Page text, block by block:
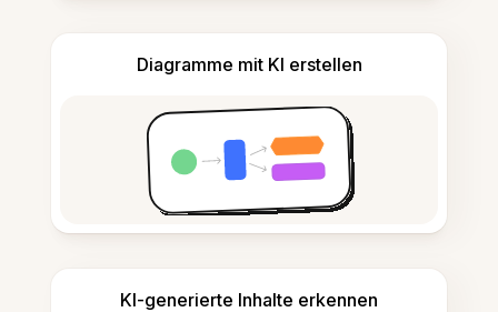
Diagramme mit KI erstellen
KI-generierte Inhalte erkennen